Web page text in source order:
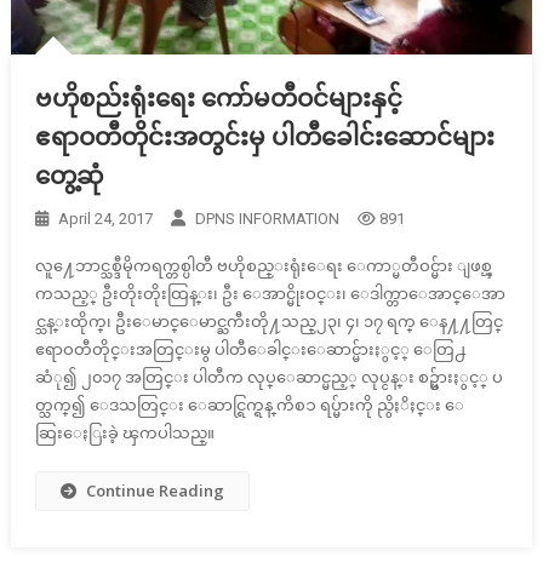
ဗဟိုစည်းရုံးရေး ကော်မတီဝင်များနှင့်
ဧရာဝတီတိုင်းအတွင်းမှ ပါတီခေါင်းဆောင်များ
တွေ့ဆုံ
April 24, 2017 DPNS INFORMATION 891
လူ႔ေဘာင္သစ္ဒီမိုကရက္တစ္ပါတီ ဗဟိုစည္းရုံးေရး ေကာ္မတီဝင္မ်ား ျဖစ္ၾ
ကသည့္ ဦးတိုးတိုးထြန္း၊ ဦး ေအာင္မိုးဝင္း၊ ေဒါက္တာေအာင္ေအာ
င္သန္းထိုက္၊ ဦးေမာင္ေမာင္ႀကီးတို႔သည္၂၃၊ ၄၊ ၁၇ ရက္ ေန႔႔တြင္
ဧရာဝတီတိုင္းအတြင္းမွ ပါတီေခါင္းေဆာင္မ်ားႏွင့္ ေတြ႕
ဆံု၍ ၂၀၁၇ အတြင္း ပါတီက လုပ္ေဆာင္မည့္ လုပ္ငန္း စဥ္မ်ားႏွင့္ ပ
တ္သက္၍ ေဒသတြင္း ေဆာင္ရြက္ရန္ ကိစၥ ရပ္မ်ားကို ညွိႏိႈင္း ေ
ဆြးေႏြးခဲ့ ၾကပါသည္။
Continue Reading